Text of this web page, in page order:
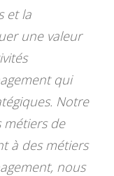
et la
une valeur
qui
Notre
métiers de
à des métiers
nous